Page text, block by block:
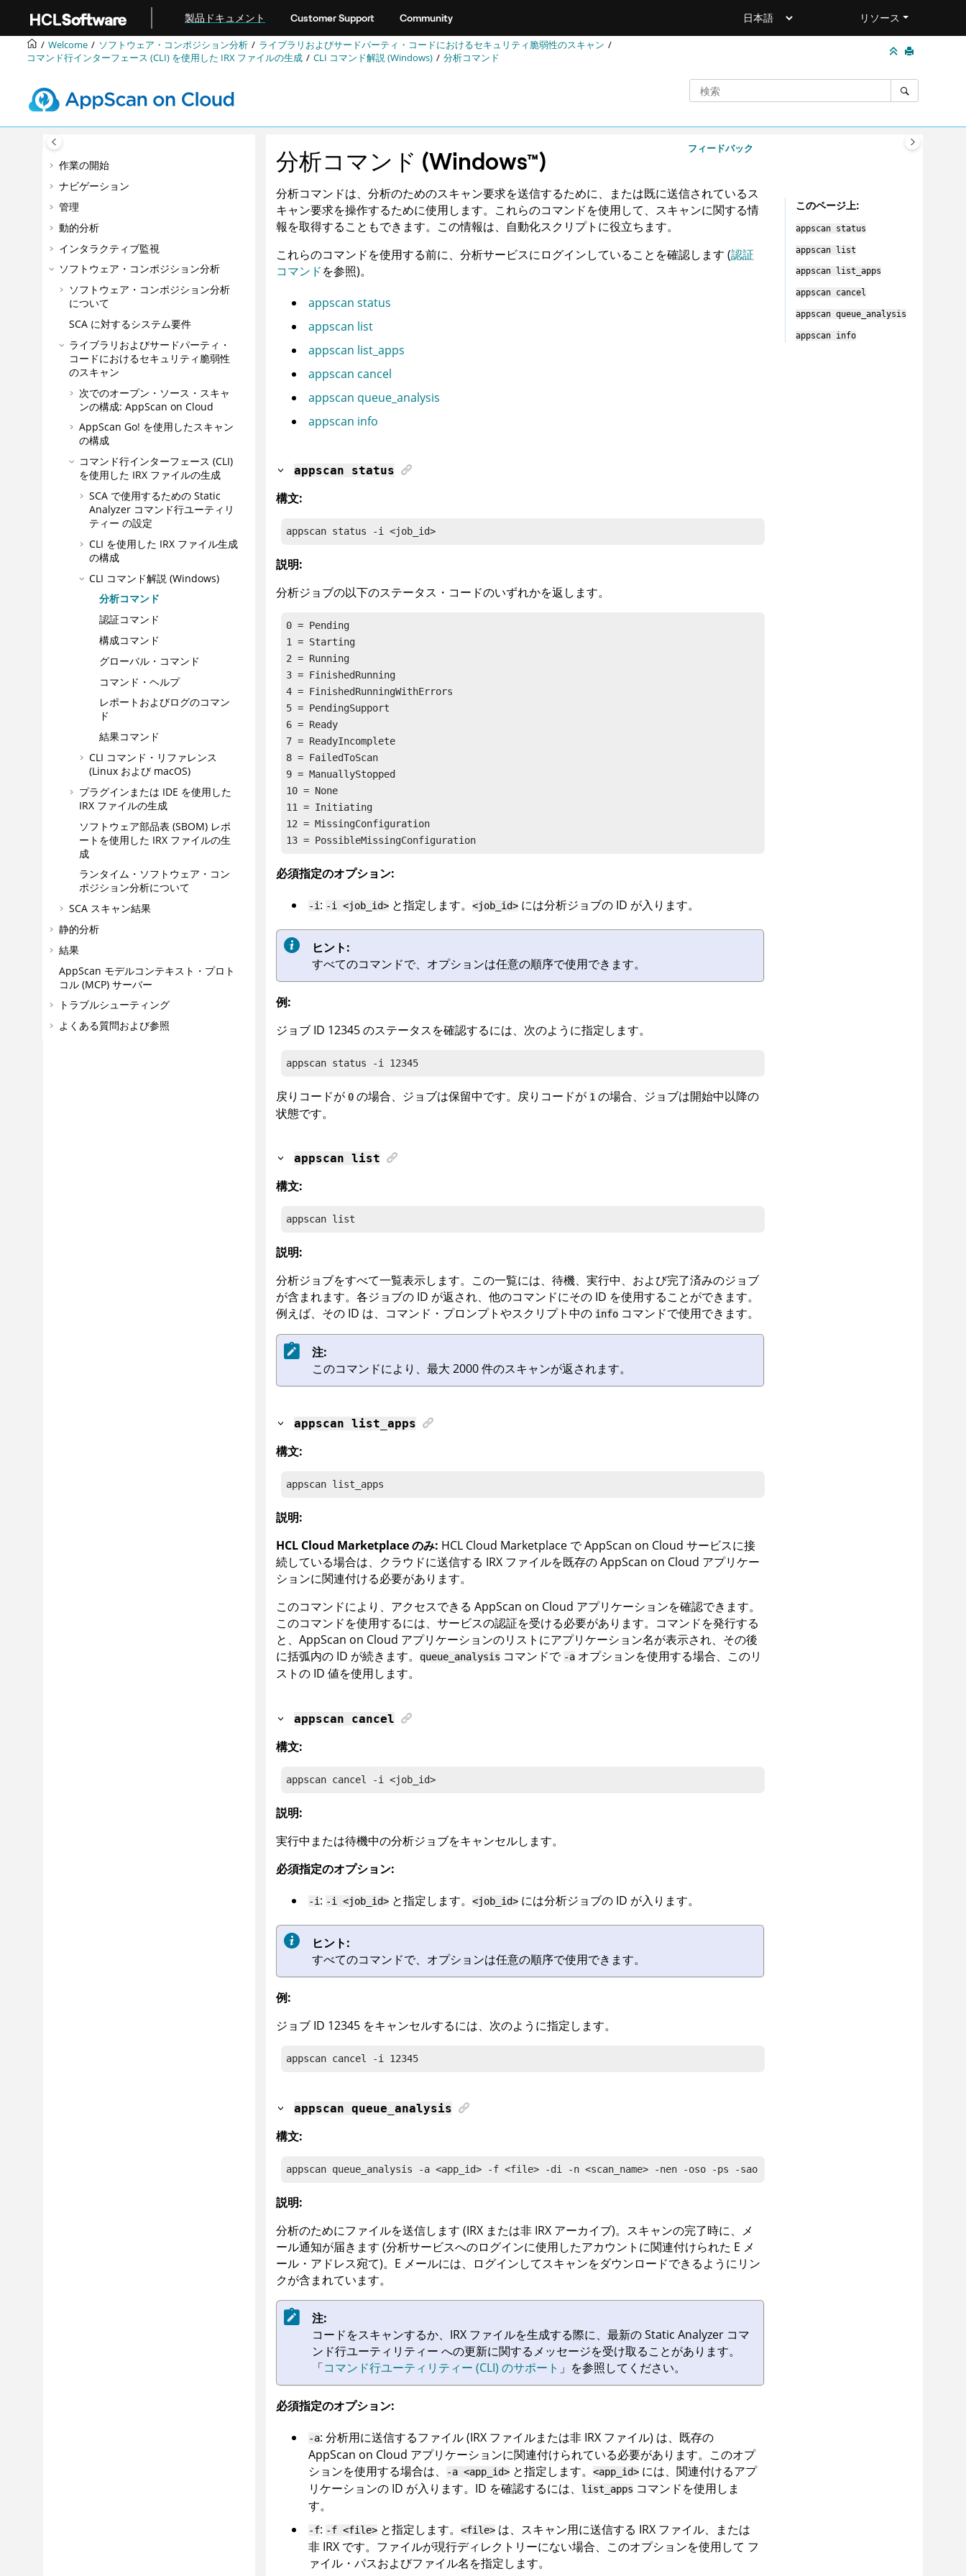
製品ドキュメント Customer Support Community リソース
Welcome ソフトウェア・コンポジション分析
ライブラリおよびサードパーティ・コードにおけるセキュリティ脆弱性のスキャン
コマンド行インターフェース (CLI) を使用した IRX ファイルの生成 CLI コマンド解説 (Windows) 分析コマンド
作業の開始
ナビゲーション
管理
動的分析
インタラクティブ監視
ソフトウェア・コンポジション分析
ソフトウェア・コンポジション分析
について
SCA に対するシステム要件
ライブラリおよびサードパーティ・
コードにおけるセキュリティ脆弱性
のスキャン
次でのオープン・ソース・スキャ
ンの構成: AppScan on Cloud
AppScan Go! を使用したスキャン
の構成
コマンド行インターフェース (CLI)
を使用した IRX ファイルの生成
SCA で使用するための Static
Analyzer コマンド行ユーティリ
ティー の設定
CLI を使用した IRX ファイル生成
の構成
CLI コマンド解説 (Windows)
分析コマンド
認証コマンド
構成コマンド
グローバル・コマンド
コマンド・ヘルプ
レポートおよびログのコマン
ド
結果コマンド
CLI コマンド・リファレンス
(Linux および macOS)
プラグインまたは IDE を使用した
IRX ファイルの生成
ソフトウェア部品表 (SBOM) レポ
ートを使用した IRX ファイルの生
成
ランタイム・ソフトウェア・コン
ポジション分析について
SCA スキャン結果
静的分析
結果
AppScan モデルコンテキスト・プロト
コル (MCP) サーバー
トラブルシューティング
よくある質問および参照
フィードバック
分析コマンド (Windows™)
分析コマンドは、分析のためのスキャン要求を送信するために、または既に送信されているス
キャン要求を操作するために使用します。これらのコマンドを使用して、スキャンに関する情
報を取得することもできます。この情報は、自動化スクリプトに役立ちます。
これらのコマンドを使用する前に、分析サービスにログインしていることを確認します (認証
コマンドを参照)。
appscan status
appscan list
appscan list_apps
appscan cancel
appscan queue_analysis
appscan info
appscan status
構文:
appscan status -i <job_id>
説明:
分析ジョブの以下のステータス・コードのいずれかを返します。
0 = Pending
1 = Starting
2 = Running
3 = FinishedRunning
4 = FinishedRunningWithErrors
5 = PendingSupport
6 = Ready
7 = ReadyIncomplete
8 = FailedToScan
9 = ManuallyStopped
10 = None
11 = Initiating
12 = MissingConfiguration
13 = PossibleMissingConfiguration
必須指定のオプション:
-i: -i <job_id>と指定します。 <job_id>には分析ジョブの ID が入ります。
ヒント:
すべてのコマンドで、オプションは任意の順序で使用できます。
例:
ジョブ ID 12345 のステータスを確認するには、次のように指定します。
appscan status -i 12345
戻りコードが 0の場合、ジョブは保留中です。戻りコードが 1の場合、ジョブは開始中以降の
状態です。
appscan list
構文:
appscan list
説明:
分析ジョブをすべて一覧表示します。この一覧には、待機、実行中、および完了済みのジョブ
が含まれます。各ジョブの ID が返され、他のコマンドにその ID を使用することができます。
例えば、その ID は、コマンド・プロンプトやスクリプト中の infoコマンドで使用できます。
注:
このコマンドにより、最大 2000 件のスキャンが返されます。
appscan list_apps
構文:
appscan list_apps
説明:
HCL Cloud Marketplaceのみ: HCL Cloud MarketplaceでAppScan on Cloud サービスに接
続している場合は、クラウドに送信する IRXファイルを既存のAppScan on Cloud アプリケー
ションに関連付ける必要があります。
このコマンドにより、アクセスできる AppScan on Cloud アプリケーションを確認できます。
このコマンドを使用するには、サービスの認証を受ける必要があります。コマンドを発行する
と、 AppScan on Cloud アプリケーションのリストにアプリケーション名が表示され、その後
に括弧内の ID が続きます。
queue_analysis コマンドで -aオプションを使用する場合、このリ
ストの ID 値を使用します。
appscan cancel
構文:
appscan cancel -i <job_id>
説明:
実行中または待機中の分析ジョブをキャンセルします。
必須指定のオプション:
-i: -i <job_id>と指定します。 <job_id>には分析ジョブの ID が入ります。
ヒント:
すべてのコマンドで、オプションは任意の順序で使用できます。
例:
ジョブ ID 12345 をキャンセルするには、次のように指定します。
appscan cancel -i 12345
appscan queue_analysis
構文:
appscan queue_analysis -a <app_id> -f <file> -di -n <scan_name> -nen -oso -ps -sao
説明:
分析のためにファイルを送信します (IRXまたは非 IRXアーカイブ)。スキャンの完了時に、メ
ール通知が届きます (分析サービスへのログインに使用したアカウントに関連付けられた E メ
ール・アドレス宛て)。E メールには、ログインしてスキャンをダウンロードできるようにリン
クが含まれています。
注:
コードをスキャンするか、 IRXファイルを生成する際に、最新のStatic Analyzer コマ
ンド行ユーティリティー への更新に関するメッセージを受け取ることがあります。
「コマンド行ユーティリティー (CLI) のサポート 」を参照してください。
必須指定のオプション:
-a: 分析用に送信するファイル (IRXファイルまたは非 IRXファイル) は、既存の
AppScan on Cloud アプリケーションに関連付けられている必要があります。このオプ
ションを使用する場合は、
-a <app_id>と指定します。 <app_id>には、関連付けるアプ
リケーションの ID が入ります。ID を確認するには、
list_apps コマンドを使用しま
す。
-f: -f <file>と指定します。 <file>は、スキャン用に送信する IRXファイル、または
非 IRXです。ファイルが現行ディレクトリーにない場合、このオプションを使用して フ
ァイル・パスおよびファイル名を指定します。
このページ上
appscanstatus
appscanlist
appscanlist_apps
appscancancel
appscanqueue_analysis
appscaninfo